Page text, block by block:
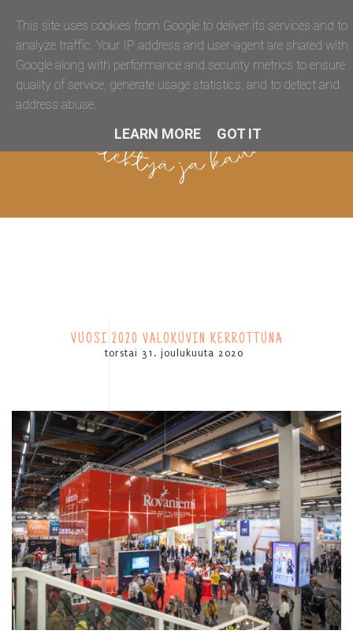
VUOSI 2020 VALOKUVIN KERROTTUNA
torstai 31. joulukuuta 2020
This site uses cookies from Google to deliver its services and to
analyze traffic. Your IP address and user-agent are shared with
Google along with performance and security metrics to ensure
quality of service, generate usage statistics, and to detect and
address abuse.
LEARN MORE GOT IT